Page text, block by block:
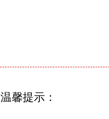
温馨提示：